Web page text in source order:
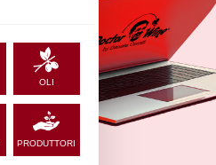
OLI
PRODUTTORI